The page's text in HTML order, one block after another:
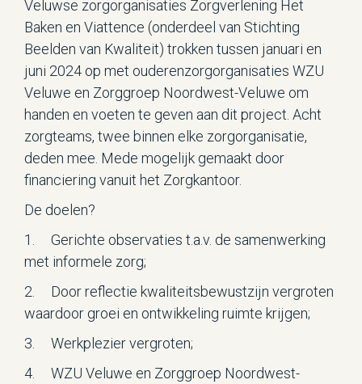
Veluwse zorgorganisaties Zorgverlening Het
Baken en Viattence (onderdeel van Stichting
Beelden van Kwaliteit) trokken tussen januari en
juni 2024 op met ouderenzorgorganisaties WZU
Veluwe en Zorggroep Noordwest-Veluwe om
handen en voeten te geven aan dit project. Acht
zorgteams, twee binnen elke zorgorganisatie,
deden mee. Mede mogelijk gemaakt door
financiering vanuit het Zorgkantoor.
De doelen?
1. Gerichte observaties t.a.v. de samenwerking
met informele zorg;
2. Door reflectie kwaliteitsbewustzijn vergroten
waardoor groei en ontwikkeling ruimte krijgen;
3. Werkplezier vergroten;
4. WZU Veluwe en Zorggroep Noordwest-